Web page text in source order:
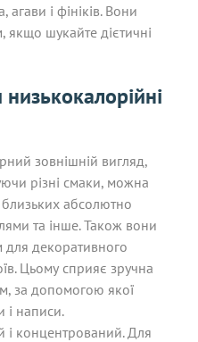
агави і фініків. Вони
якщо шукайте дієтичні
зовнішній вигляд,
різні смаки, можна
абсолютно
та інше. Також вони
для декоративного
Цьому сприяє зручна
за допомогою якої
і написи.
і концентрований. Для